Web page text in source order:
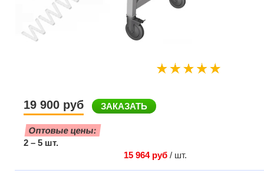
19 900 руб ЗАКАЗАТЬ
Оптовые цены:
2 – 5 шт.
15 964 руб / шт.